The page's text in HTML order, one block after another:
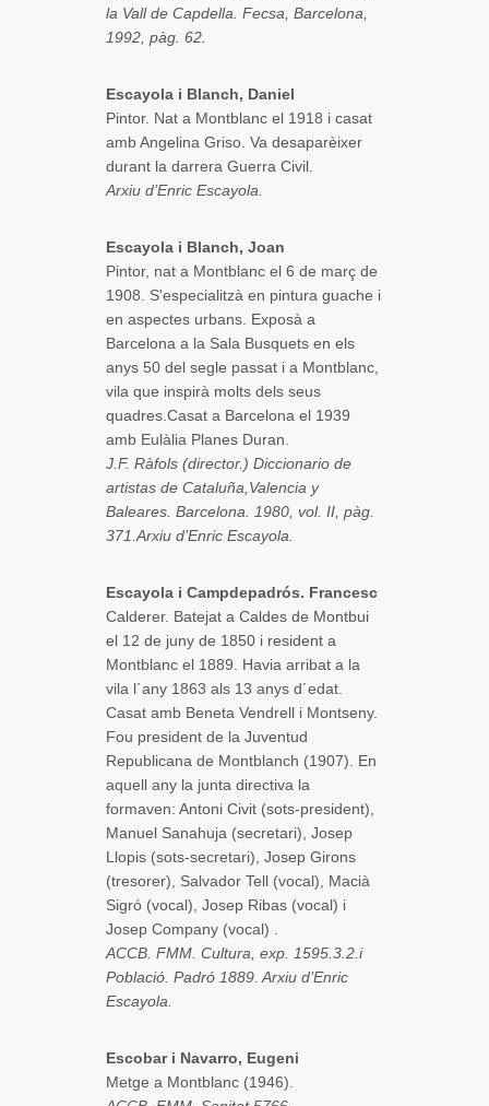
la Vall de Capdella. Fecsa, Barcelona,
1992, pàg. 62.
Escayola i Blanch, Daniel
Pintor. Nat a Montblanc el 1918 i casat
amb Angelina Griso. Va desaparèixer
durant la darrera Guerra Civil.
Arxiu d’Enric Escayola.
Escayola i Blanch, Joan
Pintor, nat a Montblanc el 6 de març de
1908. S'especialitzà en pintura guache i
en aspectes urbans. Exposà a
Barcelona a la Sala Busquets en els
anys 50 del segle passat i a Montblanc,
vila que inspirà molts dels seus
quadres.Casat a Barcelona el 1939
amb Eulàlia Planes Duran.
J.F. Ràfols (director.) Diccionario de
artistas de Cataluña,Valencia y
Baleares. Barcelona. 1980, vol. II, pàg.
371.Arxiu d’Enric Escayola.
Escayola i Campdepadrós. Francesc
Calderer. Batejat a Caldes de Montbui
el 12 de juny de 1850 i resident a
Montblanc el 1889. Havia arribat a la
vila l´any 1863 als 13 anys d´edat.
Casat amb Beneta Vendrell i Montseny.
Fou president de la Juventud
Republicana de Montblanch (1907). En
aquell any la junta directiva la
formaven: Antoni Civit (sots-president),
Manuel Sanahuja (secretari), Josep
Llopis (sots-secretari), Josep Girons
(tresorer), Salvador Tell (vocal), Macià
Sigró (vocal), Josep Ribas (vocal) i
Josep Company (vocal) .
ACCB. FMM. Cultura, exp. 1595.3.2.i
Població. Padró 1889. Arxiu d’Enric
Escayola.
Escobar i Navarro, Eugeni
Metge a Montblanc (1946).